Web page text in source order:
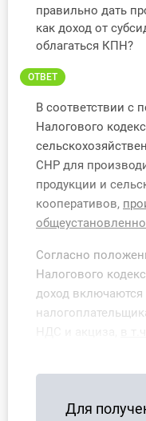
Интернет-магазин
О Системе
Обучение
Тарифы
Тестирование для
правильно дать
как доход от
облагаться КПН?
ОТВЕТ
В соответствии с
Налогового
СНР для
продукции и
кооперативов,
Согласно
Налогового
доход
Для